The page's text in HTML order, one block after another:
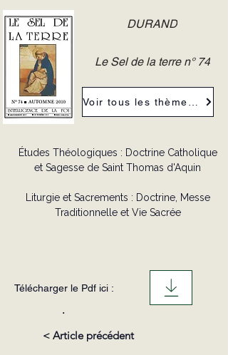
DURAND
Le Sel de la terre n° 74
Études Théologiques : Doctrine Catholique
et Sagesse de Saint Thomas d'Aquin
Liturgie et Sacrements : Doctrine, Messe
Traditionnelle et Vie Sacrée
Télécharger le Pdf ici :
.
< Article précédent